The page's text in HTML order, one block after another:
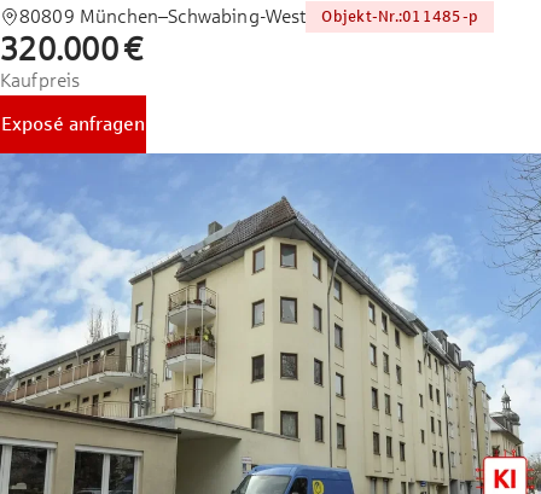
80809 München–Schwabing-West Objekt-Nr.:011485-p
320.000 €
Kaufpreis
Exposé anfragen